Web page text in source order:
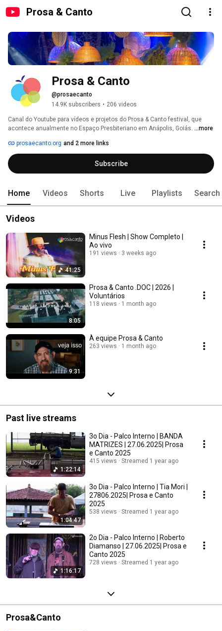
Prosa & Canto
Prosa & Canto
@prosaecanto
14.9K subscribers • 206 videos
Canal do Youtube para vídeos e projetos do Prosa & Canto festival, que
acontece anualmente no Espaço Presbiteriano em Anápolis, Goiás. ...more
prosaecanto.org and 2 more links
Subscribe
Home Videos Shorts Live Playlists Search
Videos
41:25
Minus Flesh | Show Completo |
Ao vivo
191 views 3 weeks ago
8:05
Prosa & Canto .DOC | 2026 |
Voluntários
118 views 1 month ago
9:31
À equipe Prosa & Canto
263 views 1 month ago
Past live streams
1:22:14
3o Dia - Palco Interno | BANDA
MATRIZES | 27.06.2025| Prosa
e Canto 2025
415 views Streamed 1 year ago
1:04:47
3o Dia - Palco Interno | Tia Mori |
27806.2025| Prosa e Canto
2025
538 views Streamed 1 year ago
1:16:17
2o Dia - Palco Interno | Roberto
Diamanso | 27.06.2025| Prosa e
Canto 2025
728 views Streamed 1 year ago
Prosa&Canto